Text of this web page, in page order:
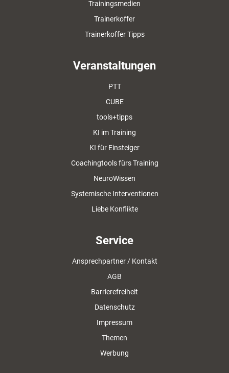
Trainingsmedien
Trainerkoffer
Trainerkoffer Tipps
Veranstaltungen
PTT
CUBE
tools+tipps
KI im Training
KI für Einsteiger
Coachingtools fürs Training
NeuroWissen
Systemische Interventionen
Liebe Konflikte
Service
Ansprechpartner / Kontakt
AGB
Barrierefreiheit
Datenschutz
Impressum
Themen
Werbung